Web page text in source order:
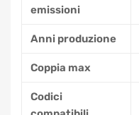
emissioni
Anni produzione
Coppia max
Codici